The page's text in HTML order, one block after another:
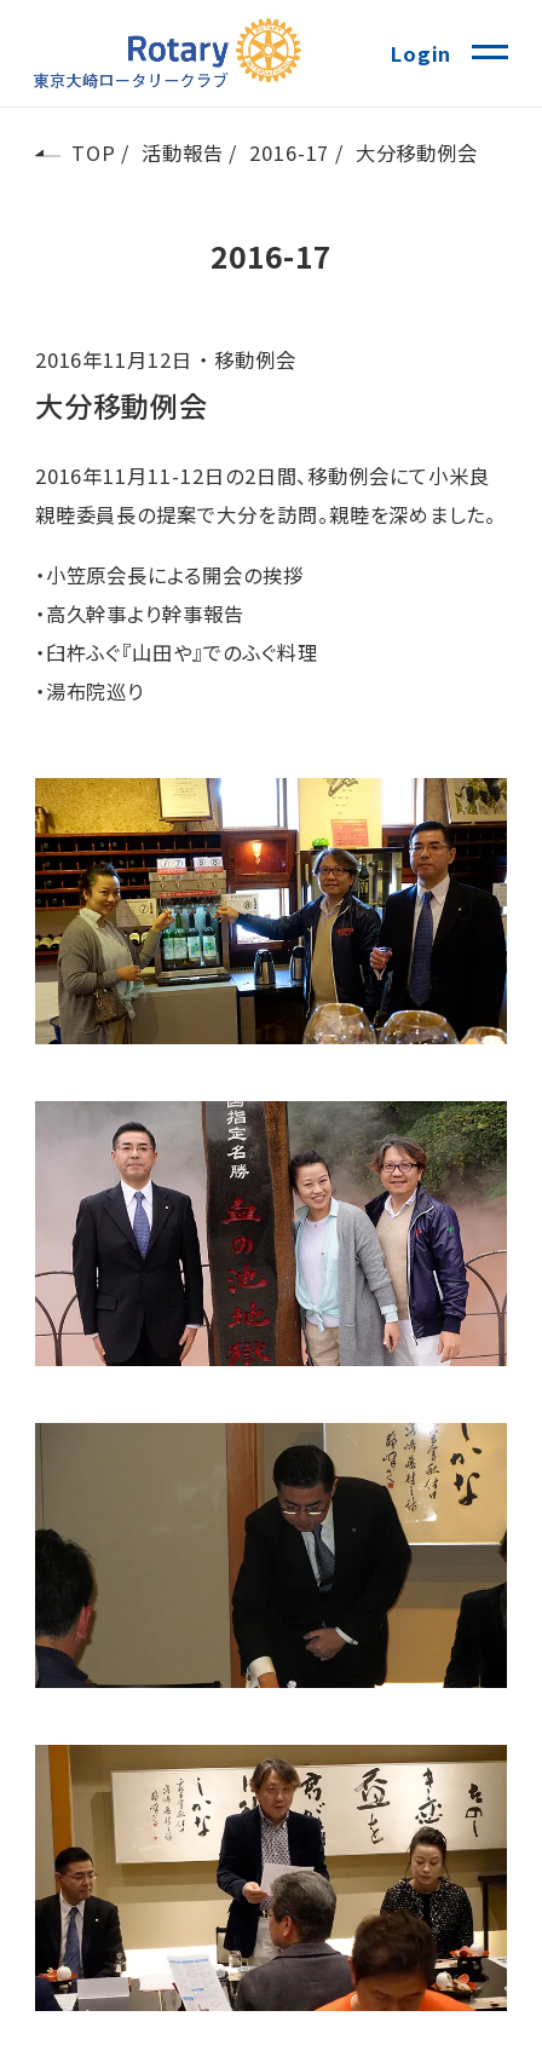
Login
TOP 活動報告 2016-17 大分移動例会
2016-17
2016年11月12日 移動例会
大分移動例会
2016年11月11-12日の2日間、移動例会にて小米良
親睦委員長の提案で大分を訪問。親睦を深めました。
・小笠原会長による開会の挨拶
・高久幹事より幹事報告
・臼杵ふぐ『山田や』でのふぐ料理
・湯布院巡り